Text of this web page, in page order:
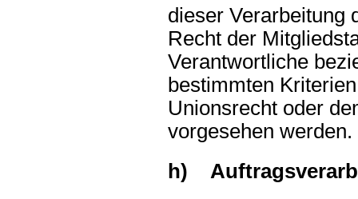
dieser Verarbeitung
Recht der
Verantwortliche
bestimmten
Unionsrecht oder
vorgesehen werden.
h)